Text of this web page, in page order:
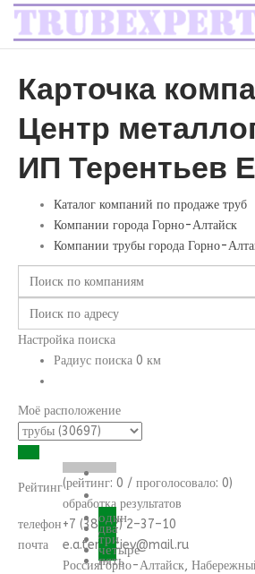
Карточка
Центр
ИП Терентьев
Каталог компаний по продаже труб
Компании города Горно-Алтайск
Компании трубы города Горно-
Настройка поиска
Радиус поиска 0 км
Моё расположение
Рейтинг
один
два
три
четыре
пять
(рейтинг: 0 / проголосовало: 0)
обработка результатов
телефон+7 (38822) 2–37–10
почта
e.a.terentiev@mail.ru
РоссияГорно-Алтайск,